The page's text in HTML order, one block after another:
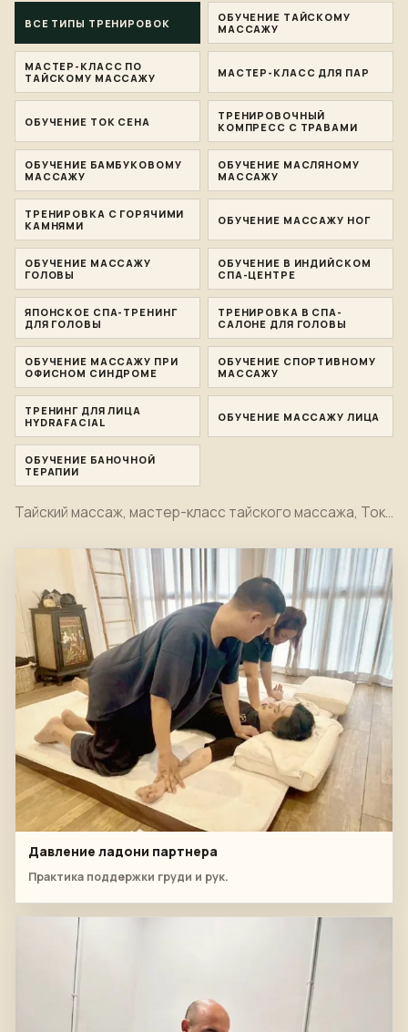
ВСЕ ТИПЫ ТРЕНИРОВОК
ОБУЧЕНИЕ ТАЙСКОМУ
МАССАЖУ
МАСТЕР-КЛАСС ПО
ТАЙСКОМУ МАССАЖУ
МАСТЕР-КЛАСС ДЛЯ ПАР
ОБУЧЕНИЕ ТОК СЕНА
ТРЕНИРОВОЧНЫЙ
КОМПРЕСС С ТРАВАМИ
ОБУЧЕНИЕ БАМБУКОВОМУ
МАССАЖУ
ОБУЧЕНИЕ МАСЛЯНОМУ
МАССАЖУ
ТРЕНИРОВКА С ГОРЯЧИМИ
КАМНЯМИ
ОБУЧЕНИЕ МАССАЖУ НОГ
ОБУЧЕНИЕ МАССАЖУ
ГОЛОВЫ
ОБУЧЕНИЕ В ИНДИЙСКОМ
СПА-ЦЕНТРЕ
ЯПОНСКОЕ СПА-ТРЕНИНГ
ДЛЯ ГОЛОВЫ
ТРЕНИРОВКА В СПА-
САЛОНЕ ДЛЯ ГОЛОВЫ
ОБУЧЕНИЕ МАССАЖУ ПРИ
ОФИСНОМ СИНДРОМЕ
ОБУЧЕНИЕ СПОРТИВНОМУ
МАССАЖУ
ТРЕНИНГ ДЛЯ ЛИЦА
HYDRAFACIAL
ОБУЧЕНИЕ МАССАЖУ ЛИЦА
ОБУЧЕНИЕ БАНОЧНОЙ
ТЕРАПИИ
Тайский массаж, мастер-класс тайского массажа, Ток Сен, травяной компресс, бамбуковый массаж, масляный массаж, горячими камнями, массаж ног, массаж головы, индийский спа для головы, японский спа для головы, офисный синдром, спортивный массаж, гидрафациальная терапия, тренировочные моменты для лица и баночной терапии в одном кадре.
Давление ладони партнера
Практика поддержки груди и рук.